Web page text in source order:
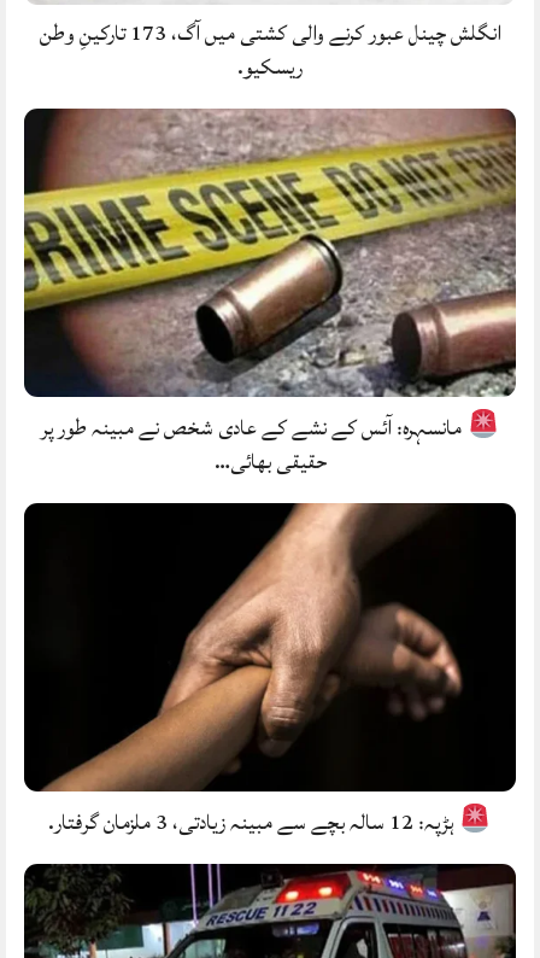
انگلش چینل عبور کرنے والی کشتی میں آگ، 173 تارکینِ وطن
ریسکیو.
مانسہرہ: آئس کے نشے کے عادی شخص نے مبینہ طور پر
حقیقی بھائی…
ہڑپہ: 12 سالہ بچے سے مبینہ زیادتی، 3 ملزمان گرفتار.